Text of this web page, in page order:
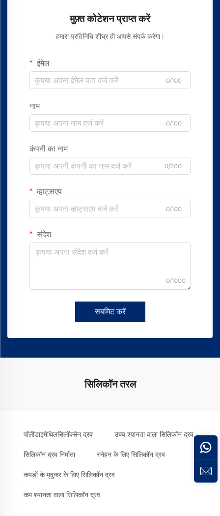
मुफ़्त कोटेशन प्राप्त करें
हमारा प्रतिनिधि शीघ्र ही आपसे संपर्क करेगा।
ईमेल
0/100
नाम
0/100
कंपनी का नाम
0/200
व्हाट्सएप
0/100
संदेश
0/1000
सबमिट करें
सिलिकॉन तरल
पॉलीडाइमेथिलसिलॉक्सेन द्रव उच्च श्यानता वाला सिलिकॉन द्रव
सिलिकॉन द्रव निर्माता स्नेहन के लिए सिलिकॉन द्रव
कपड़ों के मृदुकर के लिए सिलिकॉन द्रव
कम श्यानता वाला सिलिकॉन द्रव